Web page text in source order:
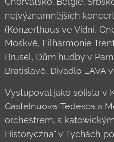
nejvýznamnějších
(Konzerthaus ve Vídni,
Moskvě, Filharmonie
Brusel, Dům hudby v
Bratislavě, Divadlo LAVA
Vystupoval jako sólista v
Castelnuova-Tedesca s
orchestrem, s
Historyczna" v Tychách